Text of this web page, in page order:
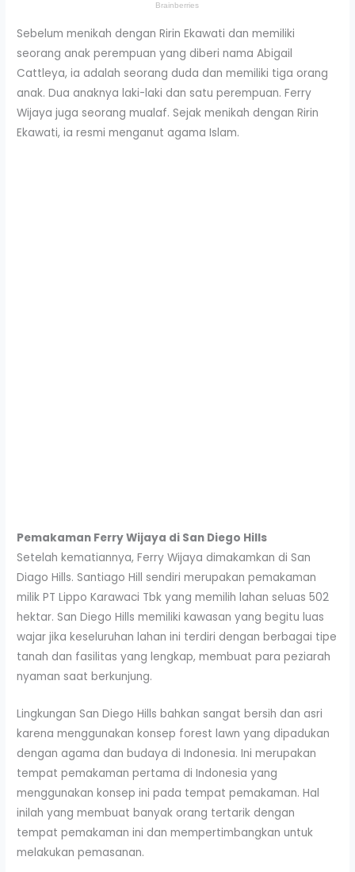
Sebelum menikah dengan Ririn Ekawati dan memiliki
seorang anak perempuan yang diberi nama Abigail
Cattleya, ia adalah seorang duda dan memiliki tiga orang
anak. Dua anaknya laki-laki dan satu perempuan. Ferry
Wijaya juga seorang mualaf. Sejak menikah dengan Ririn
Ekawati, ia resmi menganut agama Islam.
Pemakaman Ferry Wijaya di San Diego Hills
Setelah kematiannya, Ferry Wijaya dimakamkan di San
Diago Hills. Santiago Hill sendiri merupakan pemakaman
milik PT Lippo Karawaci Tbk yang memilih lahan seluas 502
hektar. San Diego Hills memiliki kawasan yang begitu luas
wajar jika keseluruhan lahan ini terdiri dengan berbagai tipe
tanah dan fasilitas yang lengkap, membuat para peziarah
nyaman saat berkunjung.
Lingkungan San Diego Hills bahkan sangat bersih dan asri
karena menggunakan konsep forest lawn yang dipadukan
dengan agama dan budaya di Indonesia. Ini merupakan
tempat pemakaman pertama di Indonesia yang
menggunakan konsep ini pada tempat pemakaman. Hal
inilah yang membuat banyak orang tertarik dengan
tempat pemakaman ini dan mempertimbangkan untuk
melakukan pemasanan.